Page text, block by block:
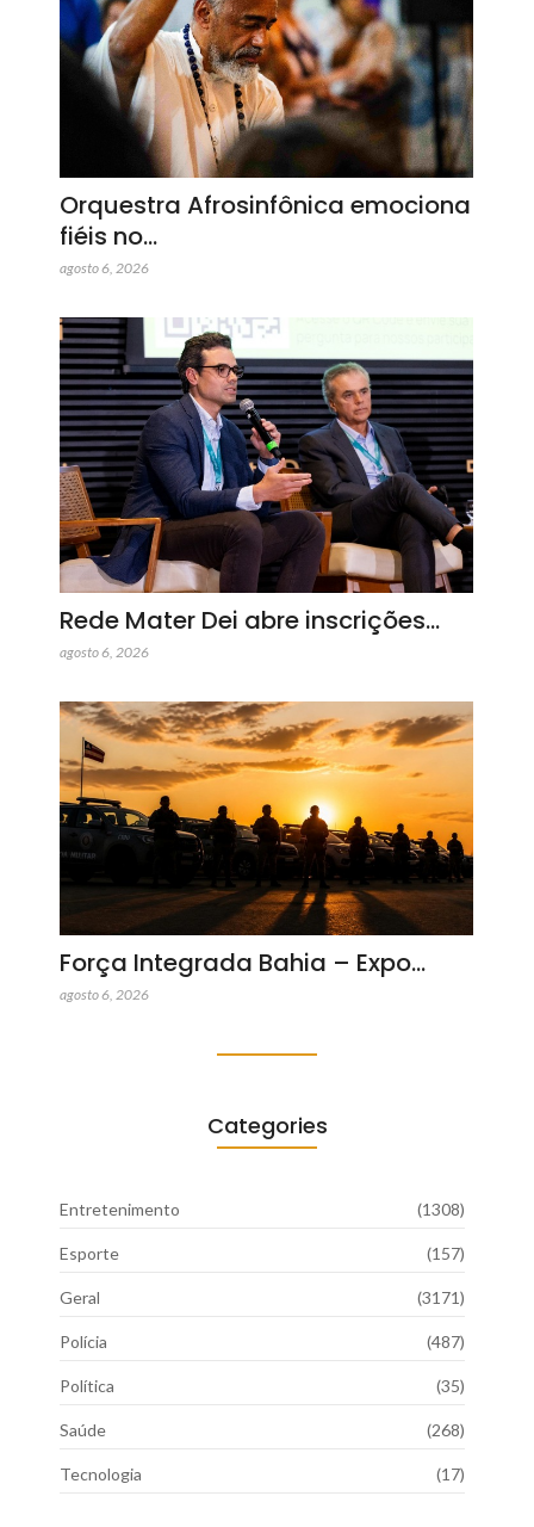
Orquestra Afrosinfônica emociona
fiéis no…
agosto 6, 2026
Rede Mater Dei abre inscrições…
agosto 6, 2026
Força Integrada Bahia – Expo…
agosto 6, 2026
Categories
Entretenimento (1308)
Esporte (157)
Geral (3171)
Polícia (487)
Política (35)
Saúde (268)
Tecnologia (17)